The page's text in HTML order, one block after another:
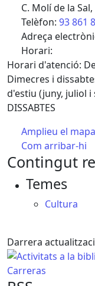
C. Molí de la
Telèfon: 93 861
Adreça
Horari:
Horari d'atenció:
Dimecres i
d'estiu (juny, juliol i
DISSABTES
Amplieu el mapa
Com arribar-hi
+
Contingut
Temes
Cultura
Darrera
Activitats a la